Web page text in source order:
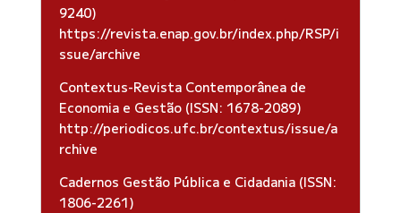
9240)
https://revista.enap.gov.br/index.php/RSP/i
ssue/archive
Contextus-Revista Contemporânea de
Economia e Gestão (ISSN: 1678-2089)
http://periodicos.ufc.br/contextus/issue/a
rchive
Cadernos Gestão Pública e Cidadania (ISSN:
1806-2261)